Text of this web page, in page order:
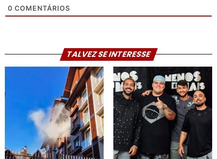
0 COMENTÁRIOS
TALVEZ SE INTERESSE